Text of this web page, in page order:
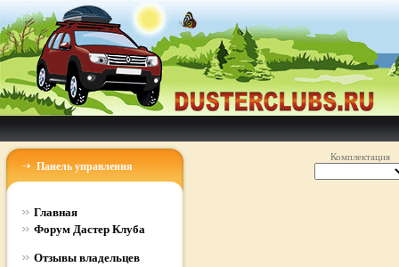
Панель управления
Главная
Форум Дастер Клуба
Отзывы владельцев
Комплектация